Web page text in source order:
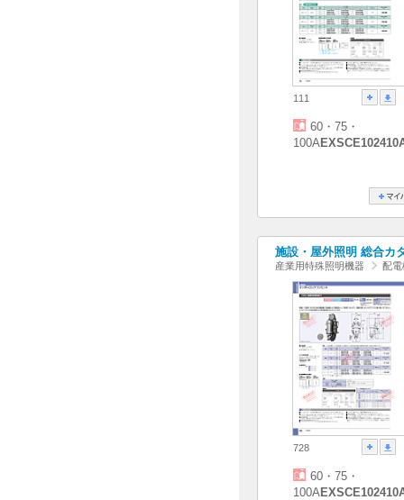
111
60・75・
100A
施設・屋外照明 総合カ
産業用特殊照明機器 配電
728
60・75・
100A